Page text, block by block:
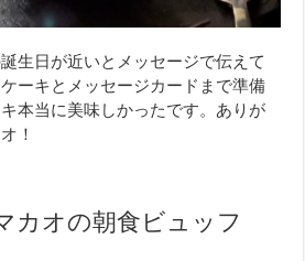
生日が近いとメッセージで伝えて
ーキとメッセージカードまで準備
本当に美味しかったです。ありが
！
カオの朝食ビュッフ